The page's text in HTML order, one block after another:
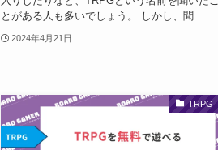
とがある人も多いでしょう。 しかし、聞...
2024年4月21日
TRPG